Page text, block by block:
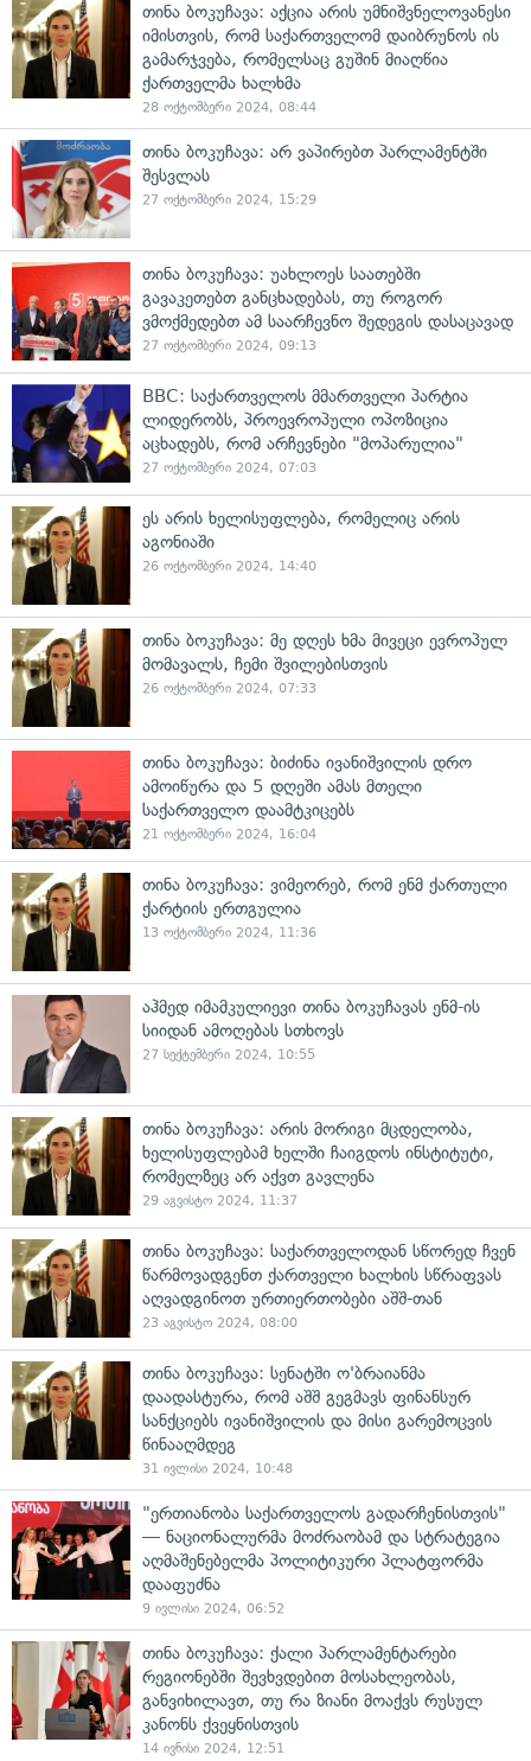
თინა ბოკუჩავა: აქცია არის უმნიშვნელოვანესი
იმისთვის, რომ საქართველომ დაიბრუნოს ის
გამარჯვება, რომელსაც გუშინ მიაღწია
ქართველმა ხალხმა
28 ოქტომბერი 2024, 08:44
თინა ბოკუჩავა: არ ვაპირებთ პარლამენტში
შესვლას
27 ოქტომბერი 2024, 15:29
თინა ბოკუჩავა: უახლოეს საათებში
გავაკეთებთ განცხადებას, თუ როგორ
ვმოქმედებთ ამ საარჩევნო შედეგის დასაცავად
27 ოქტომბერი 2024, 09:13
BBC: საქართველოს მმართველი პარტია
ლიდერობს, პროევროპული ოპოზიცია
აცხადებს, რომ არჩევნები "მოპარულია"
27 ოქტომბერი 2024, 07:03
ეს არის ხელისუფლება, რომელიც არის
აგონიაში
26 ოქტომბერი 2024, 14:40
თინა ბოკუჩავა: მე დღეს ხმა მივეცი ევროპულ
მომავალს, ჩემი შვილებისთვის
26 ოქტომბერი 2024, 07:33
თინა ბოკუჩავა: ბიძინა ივანიშვილის დრო
ამოიწურა და 5 დღეში ამას მთელი
საქართველო დაამტკიცებს
21 ოქტომბერი 2024, 16:04
თინა ბოკუჩავა: ვიმეორებ, რომ ენმ ქართული
ქარტიის ერთგულია
13 ოქტომბერი 2024, 11:36
აჰმედ იმამკულიევი თინა ბოკუჩავას ენმ-ის
სიიდან ამოღებას სთხოვს
27 სექტემბერი 2024, 10:55
თინა ბოკუჩავა: არის მორიგი მცდელობა,
ხელისუფლებამ ხელში ჩაიგდოს ინსტიტუტი,
რომელზეც არ აქვთ გავლენა
29 აგვისტო 2024, 11:37
თინა ბოკუჩავა: საქართველოდან სწორედ ჩვენ
წარმოვადგენთ ქართველი ხალხის სწრაფვას
აღვადგინოთ ურთიერთობები აშშ-თან
23 აგვისტო 2024, 08:00
თინა ბოკუჩავა: სენატში ო'ბრაიანმა
დაადასტურა, რომ აშშ გეგმავს ფინანსურ
სანქციებს ივანიშვილის და მისი გარემოცვის
წინააღმდეგ
31 ივლისი 2024, 10:48
"ერთიანობა საქართველოს გადარჩენისთვის"
— ნაციონალურმა მოძრაობამ და სტრატეგია
აღმაშენებელმა პოლიტიკური პლატფორმა
დააფუძნა
9 ივლისი 2024, 06:52
თინა ბოკუჩავა: ქალი პარლამენტარები
რეგიონებში შევხვდებით მოსახლეობას,
განვიხილავთ, თუ რა ზიანი მოაქვს რუსულ
კანონს ქვეყნისთვის
14 ივნისი 2024, 12:51